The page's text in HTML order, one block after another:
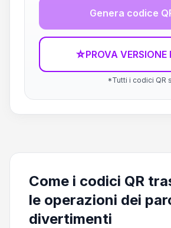
Genera codice
☆PROVA VERSIONE
*Tutti i codici QR
Come i codici QR
le operazioni dei
divertimenti